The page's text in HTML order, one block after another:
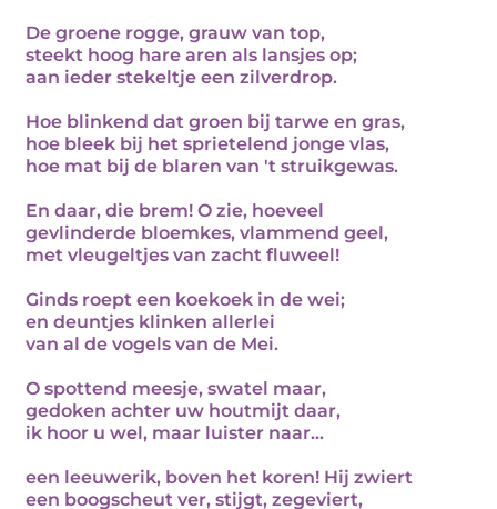
De groene rogge, grauw van top,
steekt hoog hare aren als lansjes op;
aan ieder stekeltje een zilverdrop.
Hoe blinkend dat groen bij tarwe en gras,
hoe bleek bij het sprietelend jonge vlas,
hoe mat bij de blaren van 't struikgewas.
En daar, die brem! O zie, hoeveel
gevlinderde bloemkes, vlammend geel,
met vleugeltjes van zacht fluweel!
Ginds roept een koekoek in de wei;
en deuntjes klinken allerlei
van al de vogels van de Mei.
O spottend meesje, swatel maar,
gedoken achter uw houtmijt daar,
ik hoor u wel, maar luister naar...
een leeuwerik, boven het koren! Hij zwiert
een boogscheut ver, stijgt, zegeviert,